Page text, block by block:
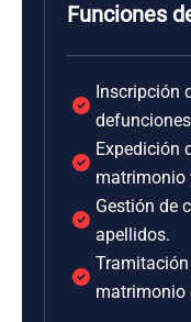
Funciones
Inscripción
Expedición
matrimonio
Gestión de
apellidos.
Tramitación
matrimonio